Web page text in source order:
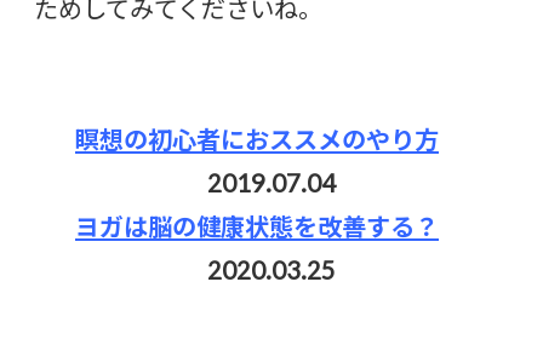
ためしてみてくださいね。
瞑想の初心者におススメのやり方
2019.07.04
ヨガは脳の健康状態を改善する？
2020.03.25